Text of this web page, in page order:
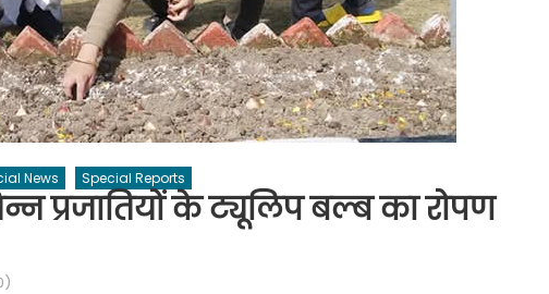
News Special Reports
प्रजातियों के ट्यूलिप बल्ब का रोपण